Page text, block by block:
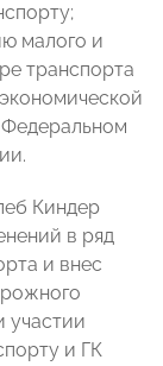
малого и
транспорта
Киндер
в ряд
и внес
участии
и ГК